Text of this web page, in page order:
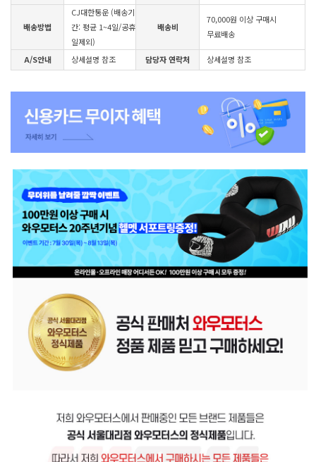
배송방법
CJ대한통운 (배송기
간: 평균 1~4일/공휴
일제외)
배송비
70,000원 이상 구매시
무료배송
A/S안내 상세설명 참조 담당자 연락처 상세설명 참조